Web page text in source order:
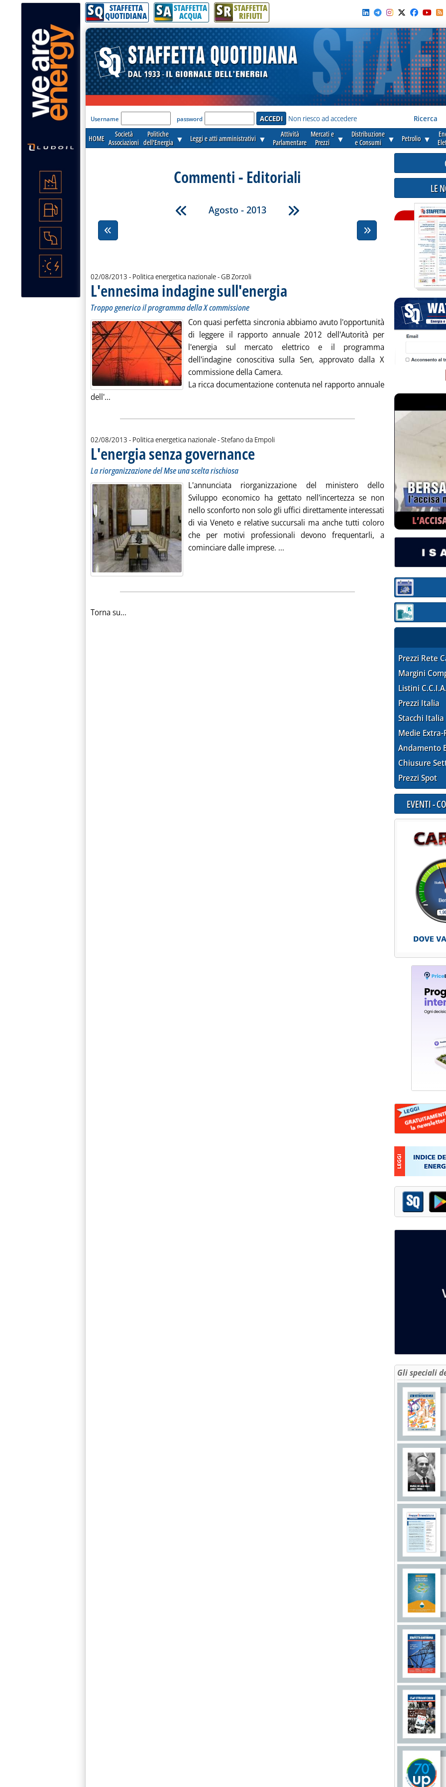
SQ STAFFETTA
QUOTIDIANA SA STAFFETTA
ACQUA SR STAFFETTA
RIFIUTI
'Modulo Login per accedere'
Username password Non riesco ad accedere Ricerca
HOME
Società
Associazioni
Politiche
dell'Energia ▼ Leggi e atti amministrativi ▼
Attività
Parlamentare
Mercati e
Prezzi
▼
Distribuzione
e Consumi
▼ Petrolio ▼
Commenti - Editoriali
Agosto - 2013
02/08/2013 - Politica energetica nazionale -di:
GB Zorzoli
L'ennesima indagine sull'energia . Sottotitolo: Troppo generico il programma della X commissione
Troppo generico il programma della X commissione
Con quasi perfetta sincronia abbiamo avuto l'opportunità
di leggere il rapporto annuale 2012 dell'Autorità per
l'energia sul mercato elettrico e il programma
dell'indagine conoscitiva sulla Sen, approvato dalla X
commissione della Camera.
La ricca documentazione contenuta nel rapporto annuale
dell'...
02/08/2013 - Politica energetica nazionale -di:
Stefano da Empoli
L'energia senza governance
La riorganizzazione del Mse una scelta rischiosa
L'annunciata riorganizzazione del ministero dello
Sviluppo economico ha gettato nell'incertezza se non
nello sconforto non solo gli uffici direttamente interessati
di via Veneto e relative succursali ma anche tutti coloro
che per motivi professionali devono frequentarli, a
cominciare dalle imprese. ... Leggi tutta la notizia: 'L'energia senza
Torna su...
LE
Sezione:
Sezione:
Prezzi Rete
Margini
Listini
Prezzi Italia
Stacchi Italia
Medie Extra-
Andamento
Chiusure
Prezzi Spot
EVENTI -
Gli speciali